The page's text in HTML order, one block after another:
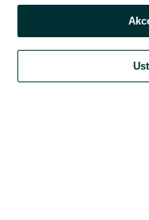
Kontynuując za